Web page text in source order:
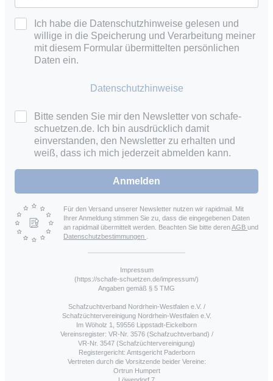
Ich habe die Datenschutzhinweise gelesen und
willige in die Speicherung und Verarbeitung meiner
mit diesem Formular übermittelten persönlichen
Daten ein.
Datenschutzhinweise
Bitte senden Sie mir den Newsletter von schafe-
schuetzen.de. Ich bin ausdrücklich damit
einverstanden, den Newsletter zu erhalten und
weiß, dass ich mich jederzeit abmelden kann.
Anmelden
Für den Versand unserer Newsletter nutzen wir rapidmail. Mit
Ihrer Anmeldung stimmen Sie zu, dass die eingegebenen Daten
an rapidmail übermittelt werden. Beachten Sie bitte derenAGB und
Datenschutzbestimmungen
Impressum
(https://schafe-schuetzen.de/impressum/)
Angaben gemäß § 5 TMG
Schafzuchtverband Nordrhein-Westfalen e.V. /
Schafzüchtervereinigung Nordrhein-Westfalen e.V.
Im Wöholz 1, 59556 Lippstadt-Eickelborn
Vereinsregister: VR-Nr. 3576 (Schafzuchtverband) /
VR-Nr. 3547 (Schafzüchtervereinigung)
Registergericht: Amtsgericht Paderborn
Vertreten durch die Vorsitzende beider Vereine:
Ortrun Humpert